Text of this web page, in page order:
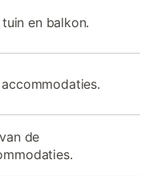
en balkon.
de